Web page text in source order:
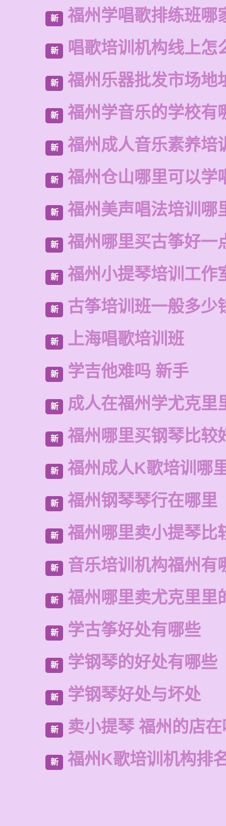
新 福州学唱歌排练班哪
新 唱歌培训机构线上怎
新 福州乐器批发市场地
新 福州学音乐的学校有
新 福州成人音乐素养培
新 福州仓山哪里可以学
新 福州美声唱法培训哪
新 福州哪里买古筝好一
新 福州小提琴培训工作
新 古筝培训班一般多少
新 上海唱歌培训班
新 学吉他难吗 新手
新 成人在福州学尤克里
新 福州哪里买钢琴比较
新 福州成人K歌培训哪
新 福州钢琴琴行在哪里
新 福州哪里卖小提琴比
新 音乐培训机构福州有
新 福州哪里卖尤克里里
新 学古筝好处有哪些
新 学钢琴的好处有哪些
新 学钢琴好处与坏处
新 卖小提琴 福州的店
新 福州K歌培训机构排